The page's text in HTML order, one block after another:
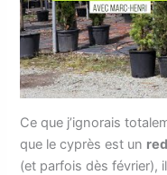
Ce que j’ignorais
que le cyprès est un
(et parfois dès février),